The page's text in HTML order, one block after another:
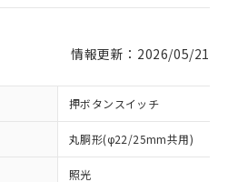
情報更新：2026/05/21
押ボタンスイッチ
丸胴形(φ22/25mm共用)
照光